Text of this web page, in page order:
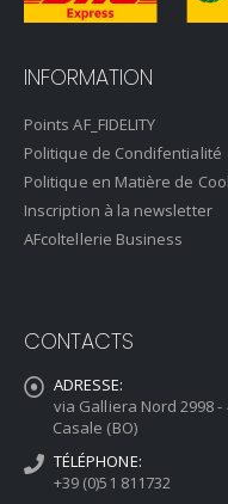
INFORMATION
Points AF_FIDELITY
Politique de Condifentialité
Politique en Matière de
Inscription à la newsletter
AFcoltellerie Business
CONTACTS
ADRESSE:
via Galliera Nord 2998
Casale (BO)
TÉLÉPHONE:
+39 (0)51 811732